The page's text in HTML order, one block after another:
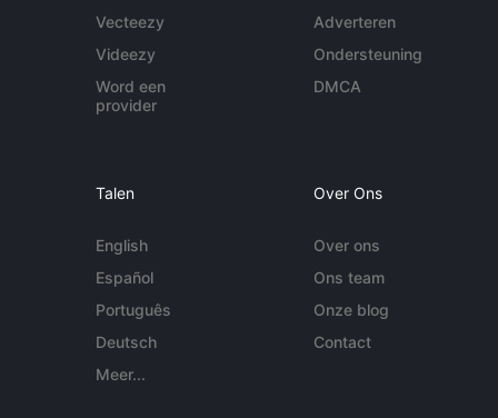
Vecteezy
Videezy
Word een
provider
Adverteren
Ondersteuning
DMCA
Talen
English
Español
Português
Deutsch
Meer...
Over Ons
Over ons
Ons team
Onze blog
Contact